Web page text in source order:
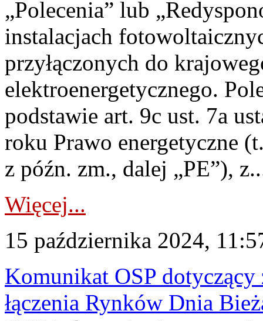
„Polecenia” lub
instalacjach
przyłączonych do
elektroenergetycznego.
podstawie art. 9c ust. 7a
roku Prawo energetyczne
z późn. zm., dalej „PE”),
Więcej...
15 października 2024,
Komunikat OSP dotyczący
łączenia Rynków Dnia